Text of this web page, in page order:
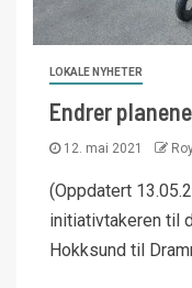
LOKALE NYHETER
Endrer
12. mai 2021
(Oppdatert
initiativtakeren til
Hokksund til